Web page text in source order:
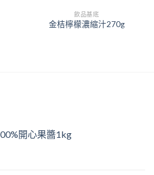
飲品基底
金桔檸檬濃縮汁270g
開心果醬1kg